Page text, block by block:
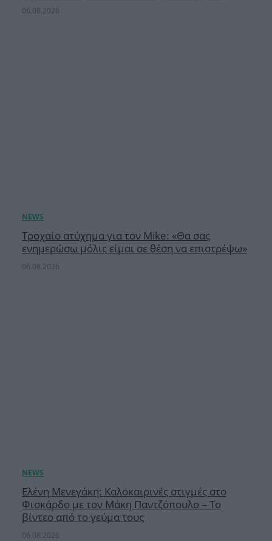
06.08.2026
Τροχαίο ατύχημα για τον Mike: «Θα σας
ενημερώσω μόλις είμαι σε θέση να επιστρέψω»
06.08.2026
Ελένη Μενεγάκη: Καλοκαιρινές στιγμές στο
Φισκάρδο με τον Μάκη Παντζόπουλο – Το
βίντεο από το γεύμα τους
06.08.2026